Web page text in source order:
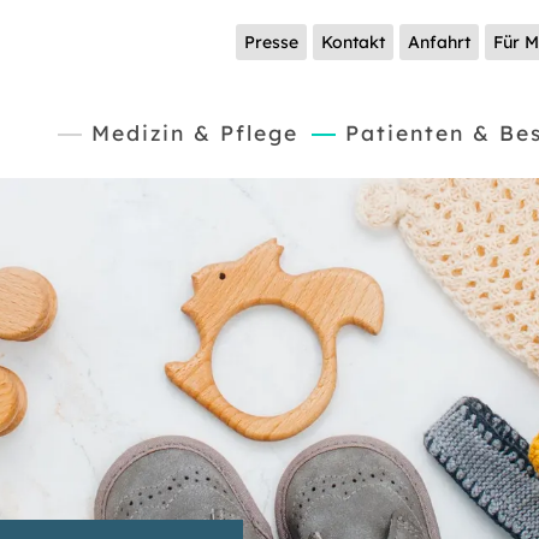
Presse Kontakt Anfahrt Für
Medizin & Pflege Patienten &
(current)